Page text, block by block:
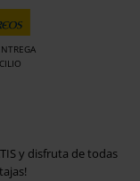
y disfruta de todas